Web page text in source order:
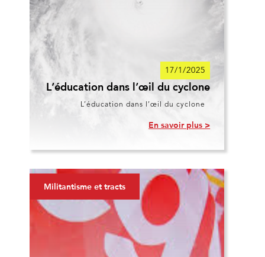
17/1/2025
L’éducation dans l’œil du cyclone
L’éducation dans l’œil du cyclone
En savoir plus >
Militantisme et tracts